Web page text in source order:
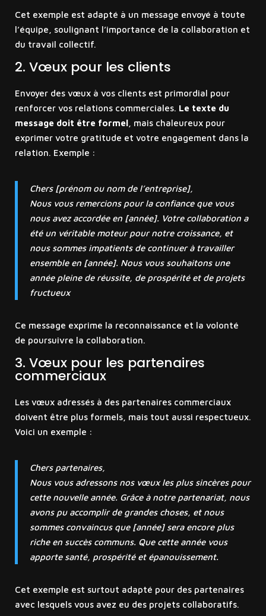
Cet exemple est adapté à un message envoyé à toute
l’équipe, soulignant l’importance de la collaboration et
du travail collectif.
2. Vœux pour les clients
Envoyer des vœux à vos clients est primordial pour
renforcer vos relations commerciales. Le texte du
message doit être formel, mais chaleureux pour
exprimer votre gratitude et votre engagement dans la
relation. Exemple :
Chers [prénom ou nom de l’entreprise],
Nous vous remercions pour la confiance que vous
nous avez accordée en [année]. Votre collaboration a
été un véritable moteur pour notre croissance, et
nous sommes impatients de continuer à travailler
ensemble en [année]. Nous vous souhaitons une
année pleine de réussite, de prospérité et de projets
fructueux
Ce message exprime la reconnaissance et la volonté
de poursuivre la collaboration.
3. Vœux pour les partenaires
commerciaux
Les vœux adressés à des partenaires commerciaux
doivent être plus formels, mais tout aussi respectueux.
Voici un exemple :
Chers partenaires,
Nous vous adressons nos vœux les plus sincères pour
cette nouvelle année. Grâce à notre partenariat, nous
avons pu accomplir de grandes choses, et nous
sommes convaincus que [année] sera encore plus
riche en succès communs. Que cette année vous
apporte santé, prospérité et épanouissement.
Cet exemple est surtout adapté pour des partenaires
avec lesquels vous avez eu des projets collaboratifs.